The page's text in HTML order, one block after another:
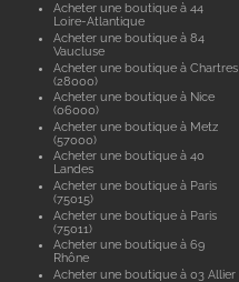
Acheter une boutique à 44
Loire-Atlantique
Acheter une boutique à 84
Vaucluse
Acheter une boutique à Chartres
(28000)
Acheter une boutique à Nice
(06000)
Acheter une boutique à Metz
(57000)
Acheter une boutique à 40
Landes
Acheter une boutique à Paris
(75015)
Acheter une boutique à Paris
(75011)
Acheter une boutique à 69
Rhône
Acheter une boutique à 03 Allier